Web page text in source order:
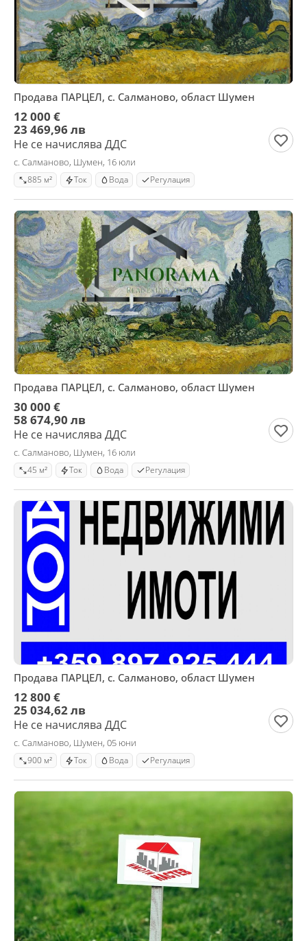
Продава ПАРЦЕЛ, с. Салманово, област Шумен
12 000 €
23 469,96 лв
Не се начислява ДДС
с. Салманово, Шумен, 16 юли
885 м² Ток Вода Регулация
Продава ПАРЦЕЛ, с. Салманово, област Шумен
30 000 €
58 674,90 лв
Не се начислява ДДС
с. Салманово, Шумен, 16 юли
45 м² Ток Вода Регулация
Продава ПАРЦЕЛ, с. Салманово, област Шумен
12 800 €
25 034,62 лв
Не се начислява ДДС
с. Салманово, Шумен, 05 юни
900 м² Ток Вода Регулация